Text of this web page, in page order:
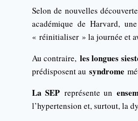
Selon de nouvelles
académique de Harvard,
« réinitialiser » la journée et
Au contraire, les longues
prédisposent au syndrome
La SEPreprésente un
l’hypertension et, surtout, la